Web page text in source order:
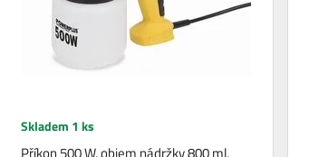
Skladem 1 ks